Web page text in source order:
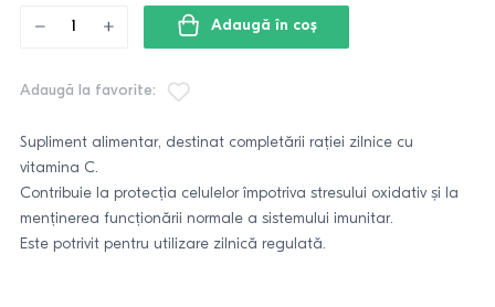
Adaugă în coş
Adaugă la favorite:
Supliment alimentar, destinat completării rației zilnice cu
vitamina C.
Contribuie la protecția celulelor împotriva stresului oxidativ și la
menținerea funcționării normale a sistemului imunitar.
Este potrivit pentru utilizare zilnică regulată.